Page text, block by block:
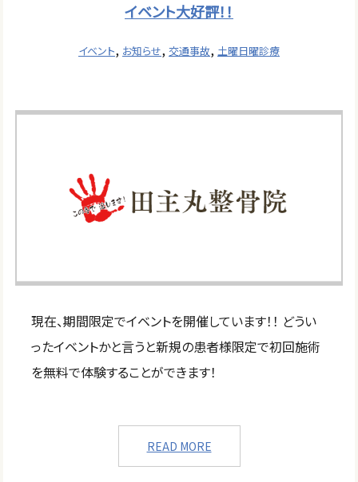
イベント大好評！！
イベント, お知らせ, 交通事故, 土曜日曜診療
現在、期間限定でイベントを開催しています！！ どうい
ったイベントかと言うと新規の患者様限定で初回施術
を無料で体験することができます！
READ MORE